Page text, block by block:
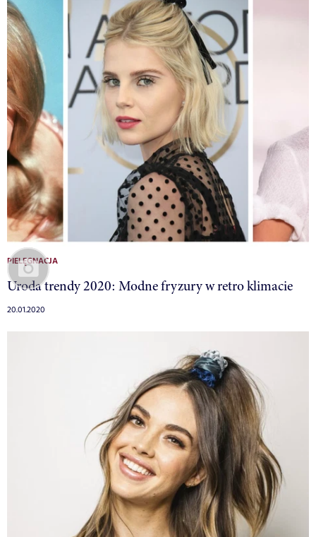
PIELĘGNACJA
Uroda trendy 2020: Modne fryzury w retro klimacie
20.01.2020